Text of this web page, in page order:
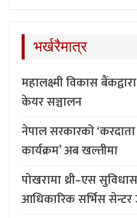
भर्खरैमात्र
महालक्ष्मी विकास
केयर सञ्चालन
नेपाल सरकारको ‘करदाता
कार्यक्रम’ अब खल्तीमा
पोखरामा थ्री–एस
आधिकारिक सर्भिस सेन्टर